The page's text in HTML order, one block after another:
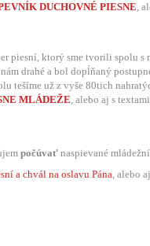
DUCHOVNÉ PIESNE,
piesní, ktorý sme tvorili spolu
drahé a bol dopĺňaný
tešíme už z vyše 80tich
MLÁDEŽE, alebo aj s
počúvať naspievané
a chvál na oslavu Pána, alebo